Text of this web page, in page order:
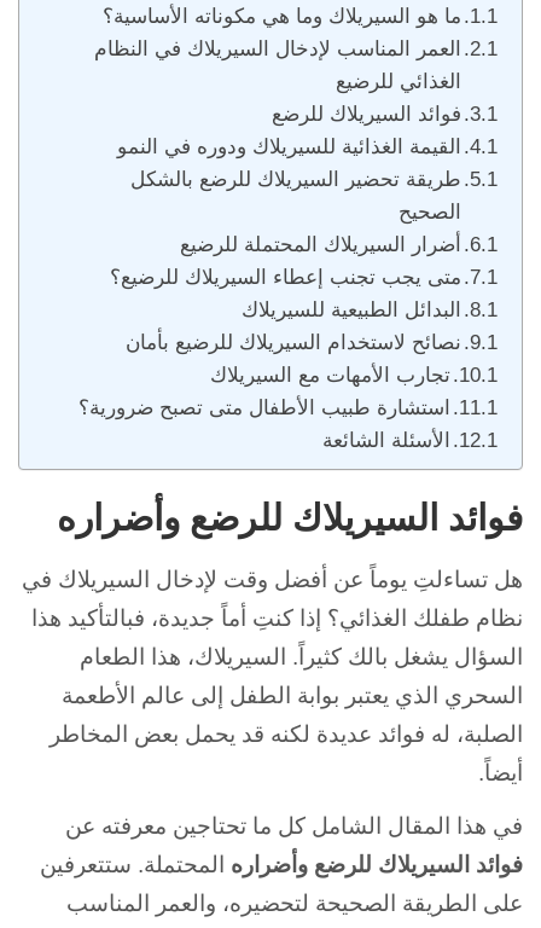
ما هو السيريلاك وما هي مكوناته الأساسية؟
العمر المناسب لإدخال السيريلاك في النظام
الغذائي للرضيع
فوائد السيريلاك للرضع
القيمة الغذائية للسيريلاك ودوره في النمو
طريقة تحضير السيريلاك للرضع بالشكل
الصحيح
أضرار السيريلاك المحتملة للرضيع
متى يجب تجنب إعطاء السيريلاك للرضيع؟
البدائل الطبيعية للسيريلاك
نصائح لاستخدام السيريلاك للرضيع بأمان
تجارب الأمهات مع السيريلاك
استشارة طبيب الأطفال متى تصبح ضرورية؟
الأسئلة الشائعة
فوائد السيريلاك للرضع وأضراره
هل تساءلتِ يوماً عن أفضل وقت لإدخال السيريلاك في
نظام طفلك الغذائي؟ إذا كنتِ أماً جديدة، فبالتأكيد هذا
السؤال يشغل بالك كثيراً. السيريلاك، هذا الطعام
السحري الذي يعتبر بوابة الطفل إلى عالم الأطعمة
الصلبة، له فوائد عديدة لكنه قد يحمل بعض المخاطر
أيضاً.
في هذا المقال الشامل كل ما تحتاجين معرفته عن
فوائد السيريلاك للرضع وأضراره المحتملة. ستتعرفين
على الطريقة الصحيحة لتحضيره، والعمر المناسب